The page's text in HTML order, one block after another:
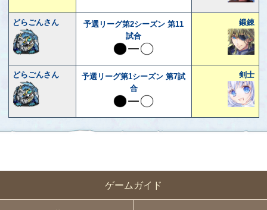
ゲームガイド
どらごんさん
予選リーグ第2シーズン 第11
試合
鍛錬
どらごんさん
予選リーグ第1シーズン 第7試
合
剣士